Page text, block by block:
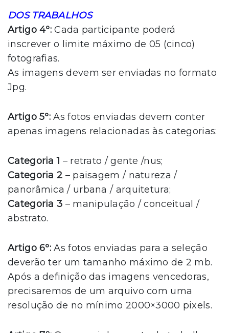
DOS TRABALHOS
Artigo 4º: Cada participante poderá
inscrever o limite máximo de 05 (cinco)
fotografias.
As imagens devem ser enviadas no formato
Jpg.
Artigo 5º: As fotos enviadas devem conter
apenas imagens relacionadas às categorias:
Categoria 1 – retrato / gente /nus;
Categoria 2 – paisagem / natureza /
panorâmica / urbana / arquitetura;
Categoria 3 – manipulação / conceitual /
abstrato.
Artigo 6º: As fotos enviadas para a seleção
deverão ter um tamanho máximo de 2 mb.
Após a definição das imagens vencedoras,
precisaremos de um arquivo com uma
resolução de no mínimo 2000×3000 pixels.